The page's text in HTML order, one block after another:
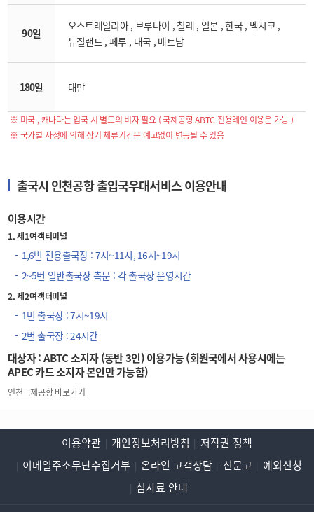
90일
오스트레일리아 , 브루나이 , 칠레 , 일본 , 한국 , 멕시코 ,
뉴질랜드 , 페루 , 태국 , 베트남
180일 대만
※ 미국 , 캐나다는 입국 시 별도의 비자 필요 ( 국제공항 ABTC 전용레인 이용은 가능 )
※ 국가별 사정에 의해 상기 체류기간은 예고없이 변동될 수 있음
출국시 인천공항 출입국우대서비스 이용안내
이용시간
1. 제1여객터미널
1,6번 전용출국장 : 7시~11시, 16시~19시
2~5번 일반출국장 측문 : 각 출국장 운영시간
2. 제2여객터미널
1번 출국장 : 7시~19시
2번 출국장 : 24시간
대상자 : ABTC 소지자 (동반 3인) 이용가능 (회원국에서 사용시에는
APEC 카드 소지자 본인만 가능함)
인천국제공항 바로가기
이용약관 개인정보처리방침
저작권 정책
이메일주소무단수집거부
온라인 고객상담 신문고
예외신청
심사료 안내